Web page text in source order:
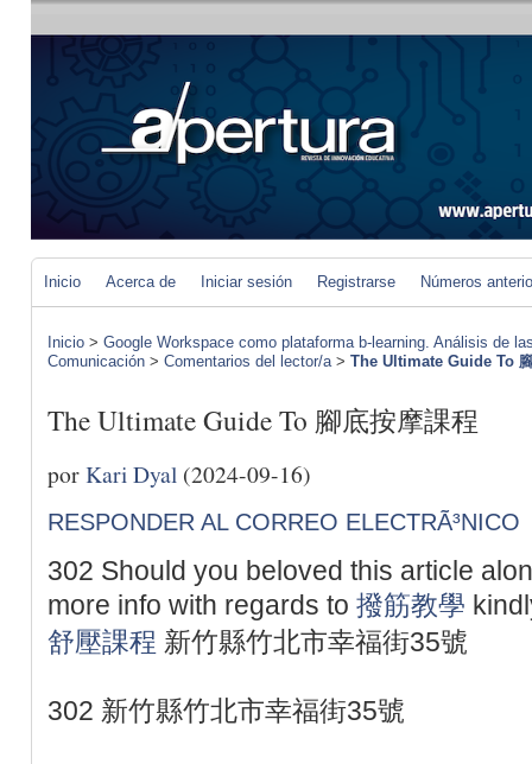
Inicio Acerca de Iniciar sesión Registrarse Números
Inicio > Google Workspace como plataforma b-learning. Análisis de
Comunicación > Comentarios del lector/a> The Ultimate Guide To
The Ultimate Guide To 腳底按摩課程
porKari Dyal (2024-09-16)
RESPONDER AL CORREO ELECTRÃ³NICO
302 Should you beloved this article
more info with regards to 撥筋教學
舒壓課程 新竹縣竹北市幸福街35號
302 新竹縣竹北市幸福街35號